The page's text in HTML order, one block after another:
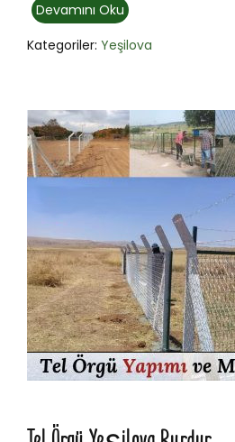
Devamını Oku
Kategoriler: Yeşilova